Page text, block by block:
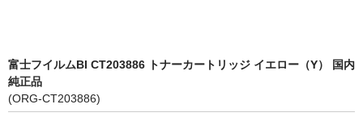
パナソニック
富士フイルムBI CT203886 トナーカートリッジ イエロー（Y） 国内
純正品
(ORG-CT203886)